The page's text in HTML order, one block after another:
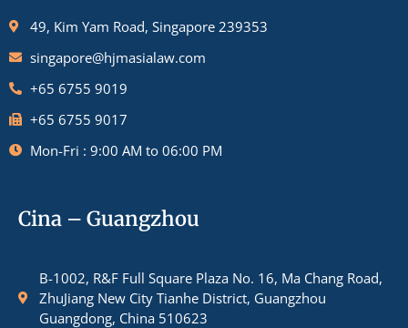
49, Kim Yam Road, Singapore 239353
singapore@hjmasialaw.com
+65 6755 9019
+65 6755 9017
Mon-Fri : 9:00 AM to 06:00 PM
Cina – Guangzhou
B-1002, R&F Full Square Plaza No. 16, Ma Chang Road,
ZhuJiang New City Tianhe District, Guangzhou
Guangdong, China 510623